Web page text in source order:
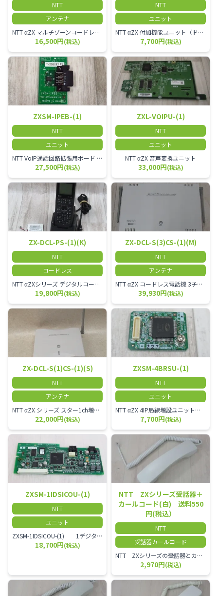
NTT
アンテナ
NTT αZX マルチゾーンコードレススターアンテナ(マスター)
16,500円(税込)
NTT
ユニット
NTT αZX 付加機能ユニット（ドアホンなど）
7,700円(税込)
ZXSM-IPEB-(1)
NTT
ユニット
NTT VoIP通話回路拡張用ボード ZXSM－IP内線ボード－「1」
27,500円(税込)
ZXL-VOIPU-(1)
NTT
ユニット
NTT αZX 音声変換ユニット
33,000円(税込)
ZX-DCL-PS-(1)(K)
NTT
コードレス
NTT αZXシリーズ デジタルコードレス電話機（黒） 倉庫や工場など、オフィスから離れて仕事をする方に適しています。 コードレス単体では使用できないので、別途、専用の主装置及びアンテナが必要です。
19,800円(税込)
ZX-DCL-S(3)CS-(1)(M)
NTT
アンテナ
NTT αZX コードレス電話機 3チャンネル用 接続装置 マスター デジタルコードレス（ZX-DCL-PS等）の専用管理用アンテナです。
39,930円(税込)
ZX-DCL-S(1)CS-(1)(S)
NTT
アンテナ
NTT αZX シリーズ スター1ch増設接続装置 コードレス接続用アンテナ ZX-DCL-S1CS-1M ZX-DCL-PS等と組み合わせて使用します。 ZX-DCL-PSを複数台接続できますが同時に通話できるのは１台のみです。
22,000円(税込)
ZXSM-4BRSU-(1)
NTT
ユニット
NTT αZX 4IP局線増設ユニット ひかり電話オフィスタイプで4ch以上にしたい場合必要となるユニットです。
7,700円(税込)
ZXSM-1IDSICOU-(1)
NTT
ユニット
ZXSM-1IDSICOU-(1) 1デジタル局線ユニット
18,700円(税込)
NTT ZXシリーズ受話器＋
カールコード(白) 送料550
円(税込）
NTT
受話器カールコード
NTT ZXシリーズの受話器とカールコードセット／本商品は中古品となります。 写真では分かりにくいキズ・汚れなどの使用感があります。 経年変化で日焼けの色味が強くなる場合がございます。 予めご理解・ご了承頂きますようお願いいたします。
2,970円(税込)